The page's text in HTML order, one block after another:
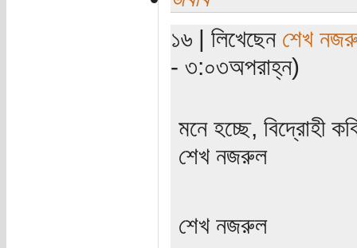
১৬ | লিখেছেন শেখ
- ৩:০৩অপরাহ্ন)
মনে হচ্ছে, বিদ্রোহী
শেখ নজরুল
শেখ নজরুল